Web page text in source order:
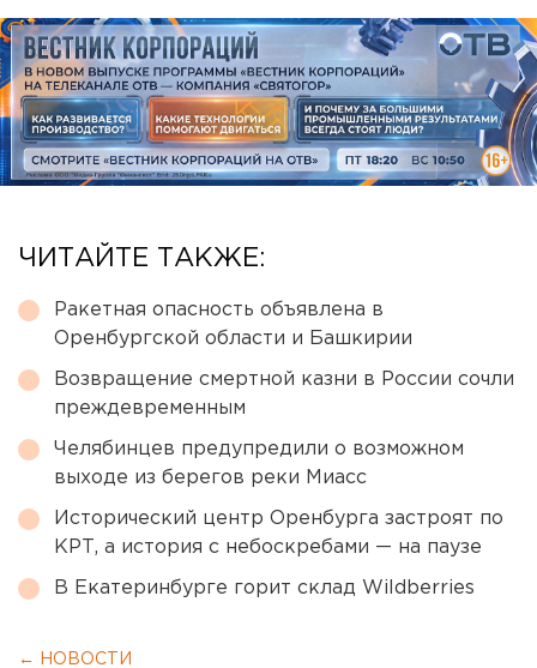
ЧИТАЙТЕ ТАКЖЕ:
Ракетная опасность объявлена в
Оренбургской области и Башкирии
Возвращение смертной казни в России сочли
преждевременным
Челябинцев предупредили о возможном
выходе из берегов реки Миасс
Исторический центр Оренбурга застроят по
КРТ, а история с небоскребами — на паузе
В Екатеринбурге горит склад Wildberries
← НОВОСТИ